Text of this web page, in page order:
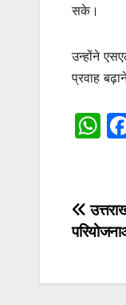
सके।
उन्होंने
प्रवाह
W
s
A
p
Post